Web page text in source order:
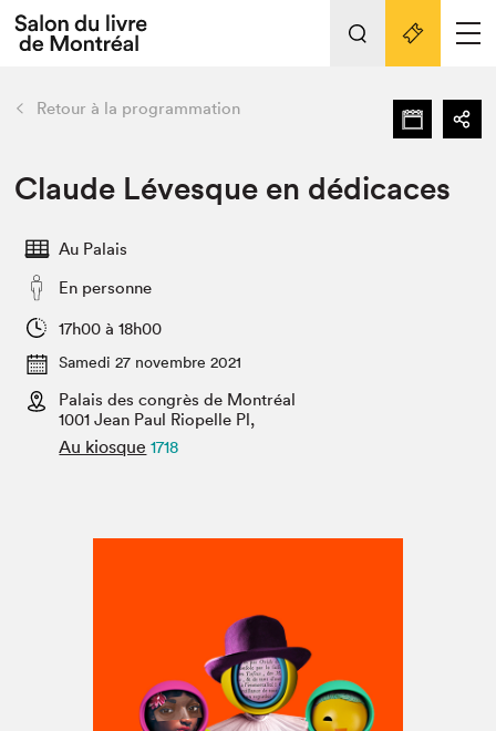
Espace exposant⋅e⋅s
Espace enseignant·e·s
L'événement
Préparer sa visite au Salon
Actualités
SLM PRO
retour Nos activités
Préparer sa visite
Salon au Palais
Projets partenaires
Liens pratiques
Retour à la programmation
Claude Lévesque en dédicaces
Au Palais
En personne
17h00 à 18h00
Samedi 27 novembre 2021
Palais des congrès de Montréal
1001 Jean Paul Riopelle Pl,
Au kiosque 1718